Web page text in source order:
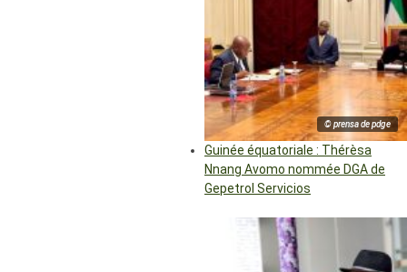
© prensa de pdge
Guinée équatoriale : Thérèsa
Nnang Avomo nommée DGA de
Gepetrol Servicios